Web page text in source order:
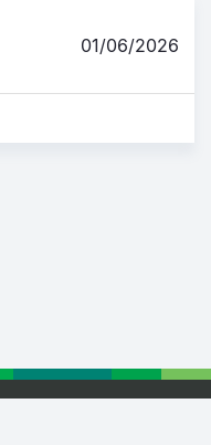
01/06/2026